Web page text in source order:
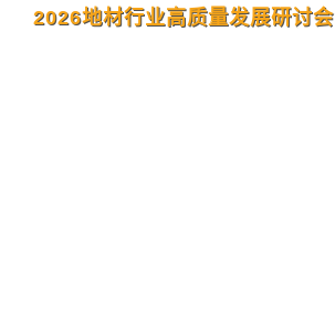
2026地材行业高质量发展研讨会